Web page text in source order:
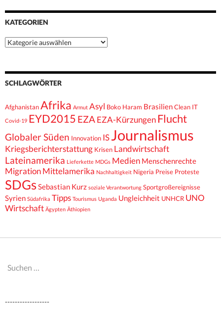
KATEGORIEN
Kategorien
SCHLAGWÖRTER
AfghanistanAfrika Armut Asyl Boko Haram BrasilienClean IT
Covid-19 EYD2015 EZA EZA-Kürzungen Flucht
Globaler Süden Innovation IS Journalismus
Kriegsberichterstattung Krisen Landwirtschaft
Lateinamerika Lieferkette MDGs Medien Menschenrechte
Migration Mittelamerika Nachhaltigkeit Nigeria Preise Proteste
SDGsSebastian Kurz soziale Verantwortung Sportgroßereignisse
Syrien Südafrika Tipps Tourismus Uganda Ungleichheit UNHCR UNO
Wirtschaft Ägypten Äthiopien
Suchen
------------------